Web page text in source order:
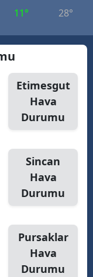
Konya
Kütahya
Manisa
Kahramanmaraş
Muğla
Muş
Niğde
11° 28°
Etimesgut
Hava
Durumu
Sincan
Hava
Durumu
Pursaklar
Hava
Durumu